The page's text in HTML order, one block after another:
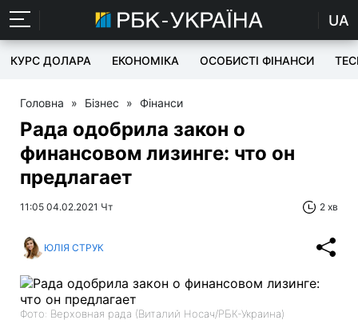
UA
КУРС ДОЛАРА ЕКОНОМІКА ОСОБИСТІ ФІНАНСИ
Головна » Бізнес » Фінанси
Рада одобрила закон о
финансовом лизинге: что он
предлагает
11:05 04.02.2021 Чт 2 хв
ЮЛІЯ СТРУК
Фото: Верховная рада (Виталий Носач/РБК-Украина)